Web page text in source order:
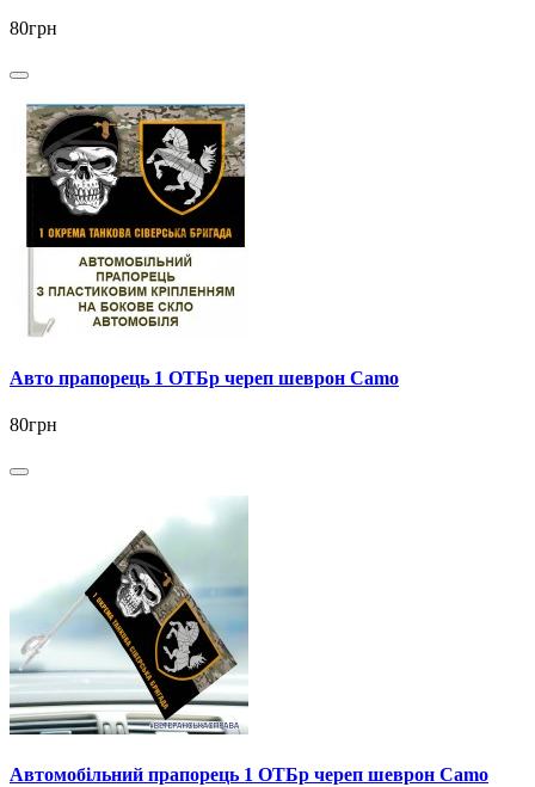
80грн
Авто прапорець 1 ОТБр череп шеврон Camo
80грн
Автомобільний прапорець 1 ОТБр череп шеврон Camo